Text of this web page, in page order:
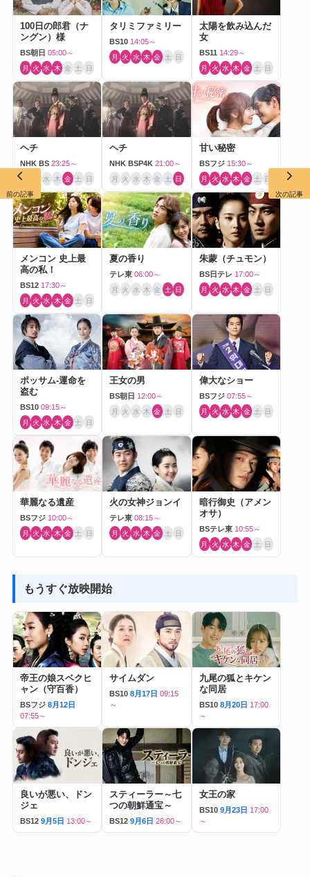
100日の郎君（ナ
ングン）様
BS朝日 05:00～
月 火 水 木 金 土 日
タリミファミリー
BS10 14:05～
月 火 水 木 金 土 日
太陽を飲み込んだ
女
BS11 14:29～
月 火 水 木 金 土 日
ヘチ
NHK BS 23:25～
月 水 木 金 土 日
ヘチ
NHK BSP4K 21:00～
月 火 水 木 金 土 日
甘い秘密
BSフジ 15:30～
月 火 水 木 金 土 日
メンコン 史上最
高の私！
BS12 17:30～
月 火 水 木 金 土 日
夏の香り
テレ東 06:00～
月 火 水 木 金 土 日
朱蒙（チュモン）
BS日テレ 17:00～
月 火 水 木 金 土 日
ポッサム-運命を
盗む
BS10 09:15～
月 火 水 木 金 土 日
王女の男
BS朝日 12:00～
月 火 水 木 金 土 日
偉大なショー
BSフジ 07:55～
月 火 水 木 金 土 日
華麗なる遺産
BSフジ 10:00～
月 火 水 木 金 土 日
火の女神ジョンイ
テレ東 08:15～
月 火 水 木 金 土 日
暗行御史（アメン
オサ）
BSテレ東 10:55～
月 火 水 木 金 土 日
もうすぐ放映開始
帝王の娘スベクヒ
ャン（守百香）
BSフジ 8月12日
07:55～
サイムダン
BS10 8月17日 09:15
～
九尾の狐とキケン
な同居
BS10 8月20日 17:00
～
良いが悪い、ドン
ジェ
BS12 9月5日 13:00～
スティーラー～七
つの朝鮮通宝～
BS12 9月6日 26:00～
女王の家
BS10 9月23日 17:00
～
前の記事 次の記事